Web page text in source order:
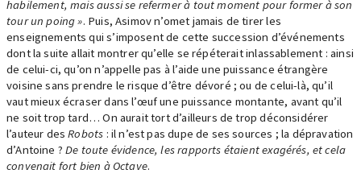
habilement, mais aussi se refermer à tout moment pour former à son
tour un poing ». Puis, Asimov n’omet jamais de tirer les
enseignements qui s’imposent de cette succession d’événements
dont la suite allait montrer qu’elle se répéterait inlassablement : ainsi
de celui-ci, qu’on n’appelle pas à l’aide une puissance étrangère
voisine sans prendre le risque d’être dévoré ; ou de celui-là, qu’il
vaut mieux écraser dans l’œuf une puissance montante, avant qu’il
ne soit trop tard… On aurait tort d’ailleurs de trop déconsidérer
l’auteur desRobots : il n’est pas dupe de ses sources ; la dépravation
d’Antoine ?De toute évidence, les rapports étaient exagérés, et cela
convenait fort bien à Octave.